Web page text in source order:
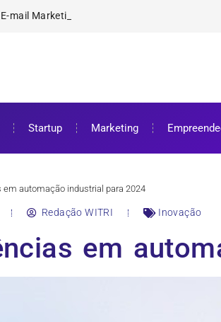
mail Marketing
e requisitos para bolsa de estudos
onde encontrar e como aproveitar
inscrições e como se preparar
Startup Marketing
em automação industrial para 2024
Redação WITRI Inovação
em